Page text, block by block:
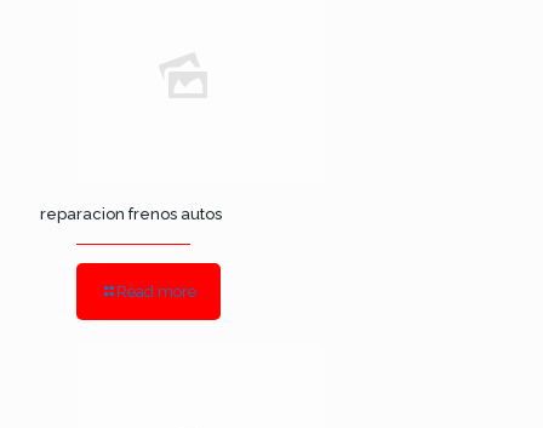
reparacion frenos autos
Read more